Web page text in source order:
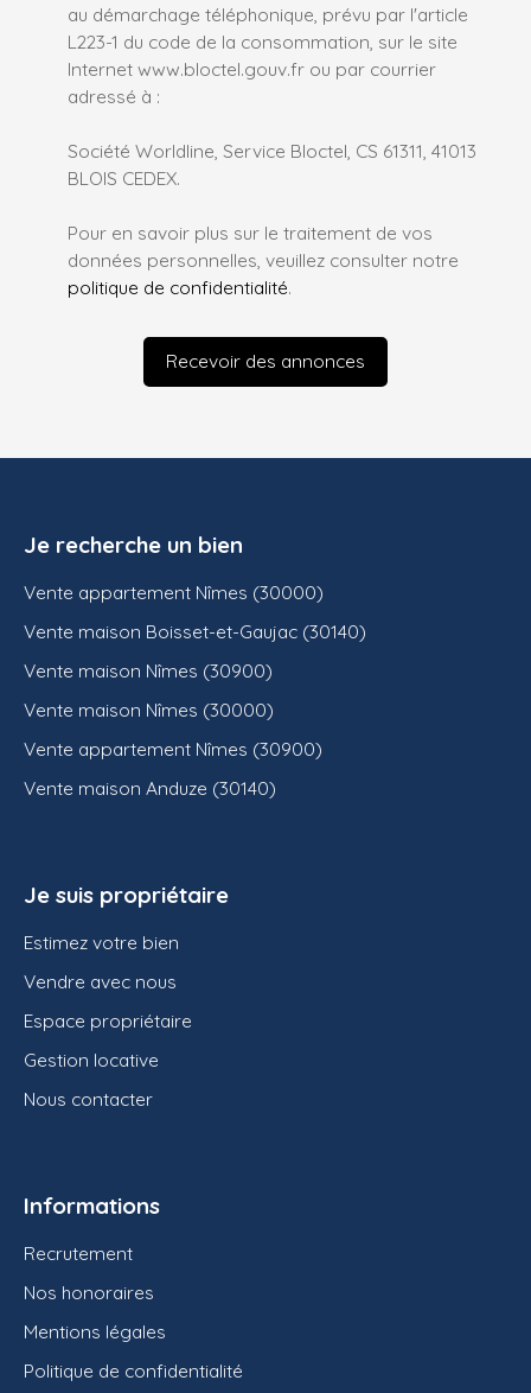
au démarchage téléphonique, prévu par l'article
L223-1 du code de la consommation, sur le site
Internet www.bloctel.gouv.fr ou par courrier
adressé à :
Société Worldline, Service Bloctel, CS 61311, 41013
BLOIS CEDEX.
Pour en savoir plus sur le traitement de vos
données personnelles, veuillez consulter notre
politique de confidentialité.
Recevoir des annonces
Je recherche un bien
Vente appartement Nîmes (30000)
Vente maison Boisset-et-Gaujac (30140)
Vente maison Nîmes (30900)
Vente maison Nîmes (30000)
Vente appartement Nîmes (30900)
Vente maison Anduze (30140)
Je suis propriétaire
Estimez votre bien
Vendre avec nous
Espace propriétaire
Gestion locative
Nous contacter
Informations
Recrutement
Nos honoraires
Mentions légales
Politique de confidentialité